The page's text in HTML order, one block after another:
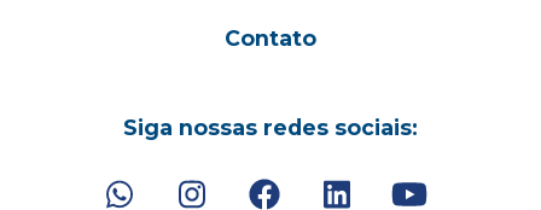
Contato
Siga nossas redes sociais: